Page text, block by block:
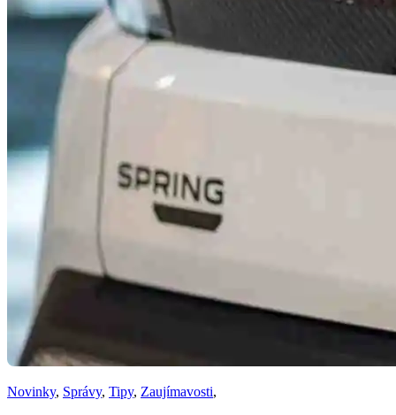
Novinky, Správy, Tipy, Zaujímavosti,